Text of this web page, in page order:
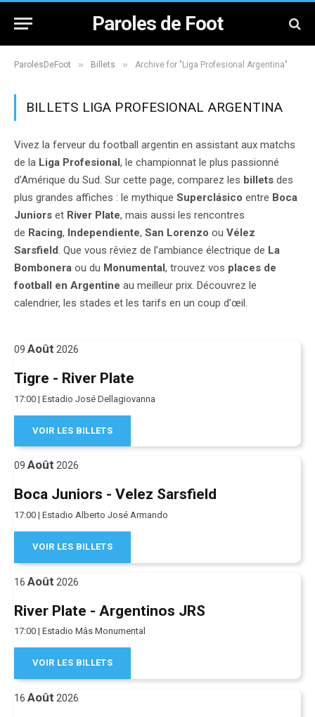
Paroles de Foot
ParolesDeFoot » Billets » Archive for "Liga Profesional Argentina"
BILLETS LIGA PROFESIONAL ARGENTINA
Vivez la ferveur du football argentin en assistant aux matchs
de la Liga Profesional, le championnat le plus passionné
d’Amérique du Sud. Sur cette page, comparez les billets des
plus grandes affiches : le mythique Superclásico entre Boca
Juniors et River Plate, mais aussi les rencontres
de Racing, Independiente, San Lorenzo ou Vélez
Sarsfield. Que vous rêviez de l’ambiance électrique de La
Bombonera ou du Monumental, trouvez vos places de
football en Argentine au meilleur prix. Découvrez le
calendrier, les stades et les tarifs en un coup d’œil.
09 Août 2026
Tigre - River Plate
17:00 | Estadio José Dellagiovanna
VOIR LES BILLETS
09 Août 2026
Boca Juniors - Velez Sarsfield
17:00 | Estadio Alberto José Armando
VOIR LES BILLETS
16 Août 2026
River Plate - Argentinos JRS
17:00 | Estadio Mâs Monumental
VOIR LES BILLETS
16 Août 2026